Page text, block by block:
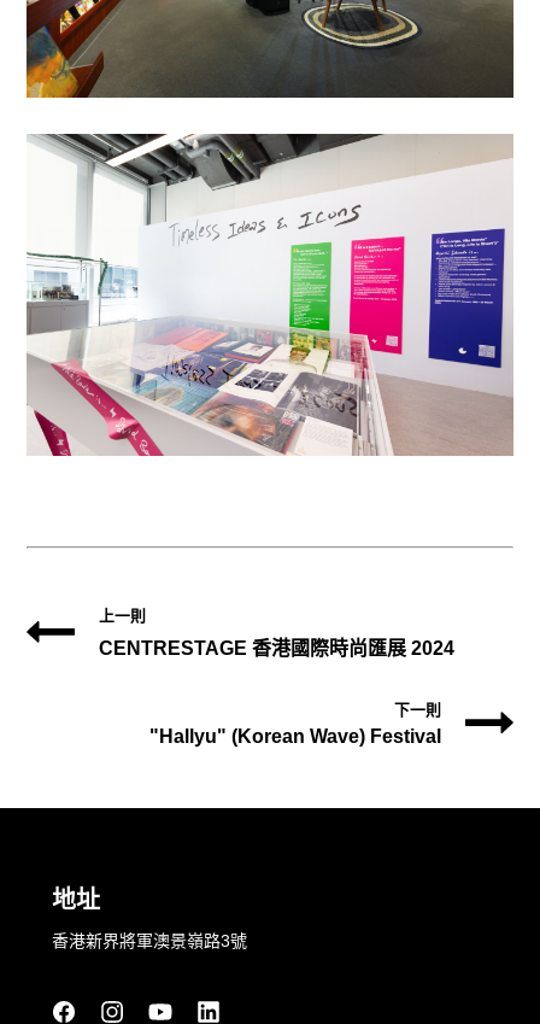
上一則
CENTRESTAGE 香港國際時尚匯展 2024
下一則
"Hallyu" (Korean Wave) Festival
地址
香港新界將軍澳景嶺路3號